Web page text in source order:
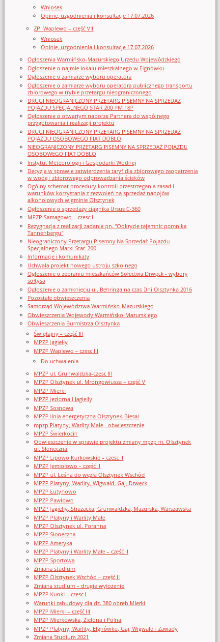
Wniosek
Opinie, uzgodnienia i konsultacje 17.07.2026
ZPI Waplewo – część VII
Wniosek
Opinie, uzgodnienia i konsultacje 17.07.2026
Ogłoszenia Warmińsko-Mazurskiego Urzędu Wojewódzkiego
Ogłoszenie o najmie lokalu mieszkalnego w Elgnówku
Ogłoszenie o zamiarze wyboru operatora
Ogłoszenie o zamiarze wyboru operatora publicznego transportu
zbiorowego w trybie przetargu nieograniczonego
DRUGI NIEOGRANICZONY PRZETARG PISEMNY NA SPRZEDAŻ
POJAZDU SPECJALNEGO STAR 200 PM 18P
Ogłoszenie o otwartym naborze Partnera do wspólnego
przygotowania i realizacji projektu
DRUGI NIEOGRANICZONY PRZETARG PISEMNY NA SPRZEDAŻ
POJAZDU OSOBOWEGO FIAT DOBLO
NIEOGRANICZONY PRZETARG PISEMNY NA SPRZEDAŻ POJAZDU
OSOBOWEGO FIAT DOBLO
Instytut Meteorologii i Gospodarki Wodnej
Decyzja w sprawie zatwierdzenia taryf dla zbiorowego zaopatrzenia
w wodę i zbiorowego odprowadzania ścieków
Ogólny schemat procedury kontroli przestrzegania zasad i
warunków korzystania z zezwoleń na sprzedaż napojów
alkoholowych w gminie Olsztynek
Ogłoszenie o sprzedaży ciągnika Ursus C-360
MPZP Samagowo – czesc I
Rezygnacja z realizacji zadania pn. "Odkrycie tajemnic pomnika
Tannenbergu"
Nieograniczony Przetargu Pisemny Na Sprzedaż Pojazdu
Specjalnego Marki Star_200
Informacje i komunikaty
Uchwała projekt nowego ustroju szkolnego
Ogłoszenie o zebraniu mieszkańców Sołectwa Drwęck - wybory
sołtysa
Ogłoszenie o zamknięciu ul. Behringa na czas Dni Olsztynka 2016
Pozostałe obwieszczenia
Samorząd Województwa Warmińsko-Mazurskiego
Obwieszczenia Wojewody Warmińsko-Mazurskiego
Obwieszczenia Burmistrza Olsztynka
Świętajny – część III
MPZP Jagiełły
MPZP Waplewo – czesc III
Do uchwalenia
MPZP ul. Grunwaldzka-czesc III
MPZP Olsztynek ul. Mrongowiusza – część V
MPZP Mierki
MPZP Jeziorna i Jagielly
MPZP Sosnowa
MPZP linia energetyczna Olsztynek-Biesal
mpzp Platyny, Warlity Małe - obwieszczenie
MPZP Świerkocin
Obwieszczenie w sprawie projektu zmiany mpzp m. Olsztynek
ul. Słoneczna
MPZP Lipowo Kurkowskie – czesc II
MPZP Jemiołowo – część II
MPZP ul. Leśna do węzła Olsztynek Wschód
MPZP Platyny, Warlity, Wigwałd, Gaj, Drwęck
MPZP Łutynowo
MPZP Pawłowo
MPZP Jagielly, Strazacka, Grunwaldzka, Mazurska, Warszawska
MPZP Platyny i Warlity Małe
MPZP Olsztynek ul. Poranna
MPZP Słoneczna
MPZP Ameryka
MPZP Platyny i Warlity Małe – część II
MPZP Sportowa
Zmiana studium
MPZP Olsztynek Wschód – część II
Zmiana studium – drugie wyłożenie
MPZP Kunki – czesc I
Warunki zabudowy dla dz. 380 obręb Mierki
MPZP Mierki – część III
MPZP Mierkowska, Zielona i Polna
MPZP Platyny, Warlity, Elgnówko, Gaj, Wigwałd i Zawady
Zmiana Studium 2021